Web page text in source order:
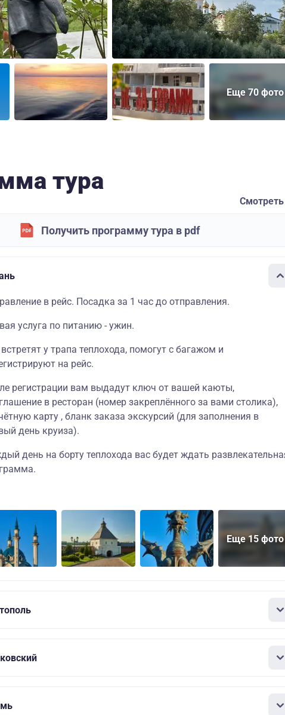
Еще 70 фото
тура
Смотреть
Получить программу тура в pdf
в рейс. Посадка за 1 час до отправления.
услуга по питанию - ужин.
у трапа теплохода, помогут с багажом и
на рейс.
регистрации вам выдадут ключ от вашей каюты,
в ресторан (номер закреплённого за вами столика),
карту , бланк заказа экскурсий (для заполнения в
день круиза).
день на борту теплохода вас будет ждать
Еще 15 фото